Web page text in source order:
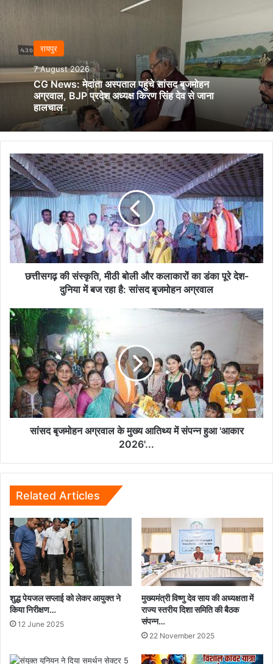
रायपुर
7 August 2026
CG News: मेदांता अस्पताल पहुंचे सांसद बृजमोहन
अग्रवाल, BJP प्रदेश अध्यक्ष किरण सिंह देव से जाना
हालचाल
छत्तीसगढ़
की
संस्कृति,
मीठी
बोली
और
कलाकारों
का
डंका
में
बज
रहा
है:
सांसद
बृजमोहन
अग्रवाल
छत्तीसगढ़ की संस्कृति, मीठी बोली और कलाकारों का डंका पूरे देश-
दुनिया में बज रहा है: सांसद बृजमोहन अग्रवाल
सांसद
बृजमोहन
अग्रवाल
के
मुख्य
आतिथ्य
में
संपन्न
हुआ
'आकारसांसद बृजमोहन अग्रवाल के मुख्य आतिथ्य में संपन्न हुआ 'आकार
2026'...
Related Articles
शुद्ध पेयजल सप्लाई को लेकर आयुक्त ने
किया निरीक्षण…
12 June 2025
मुख्यमंत्री विष्णु देव साय की अध्यक्षता में
राज्य स्तरीय दिशा समिति की बैठक
संपन्न…
22 November 2025